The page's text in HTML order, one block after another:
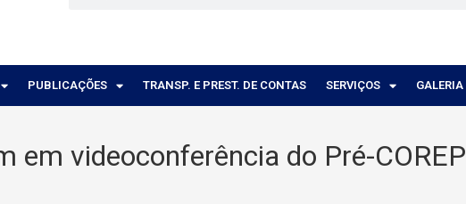
PUBLICAÇÕES TRANSP. E PREST. DE CONTAS SERVIÇOS GALERIA
em videoconferência do Pré-COREP